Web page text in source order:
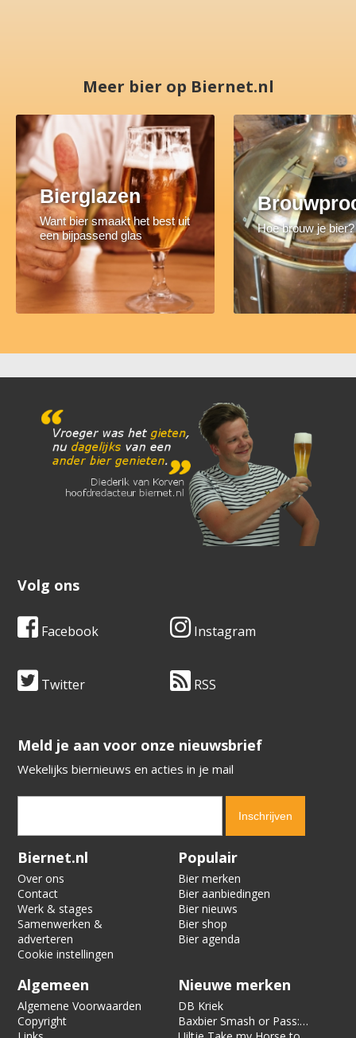
Meer bier op Biernet.nl
Bierglazen
Want bier smaakt het best uit
een bijpassend glas
Hoe brouw je bier?
Volg ons
Facebook Instagram
Twitter RSS
​​​​​​​Meld je aan voor onze nieuwsbrief
Wekelijks biernieuws en acties in je mail
Verification code:
Biernet.nl
Over ons
Contact
Werk & stages
Samenwerken &
adverteren
Cookie instellingen
Populair
Bier merken
Bier aanbiedingen
Bier nieuws
Bier shop
Bier agenda
Algemeen
Algemene Voorwaarden
Copyright
Nieuwe merken
DB Kriek
Baxbier Smash or Pass: